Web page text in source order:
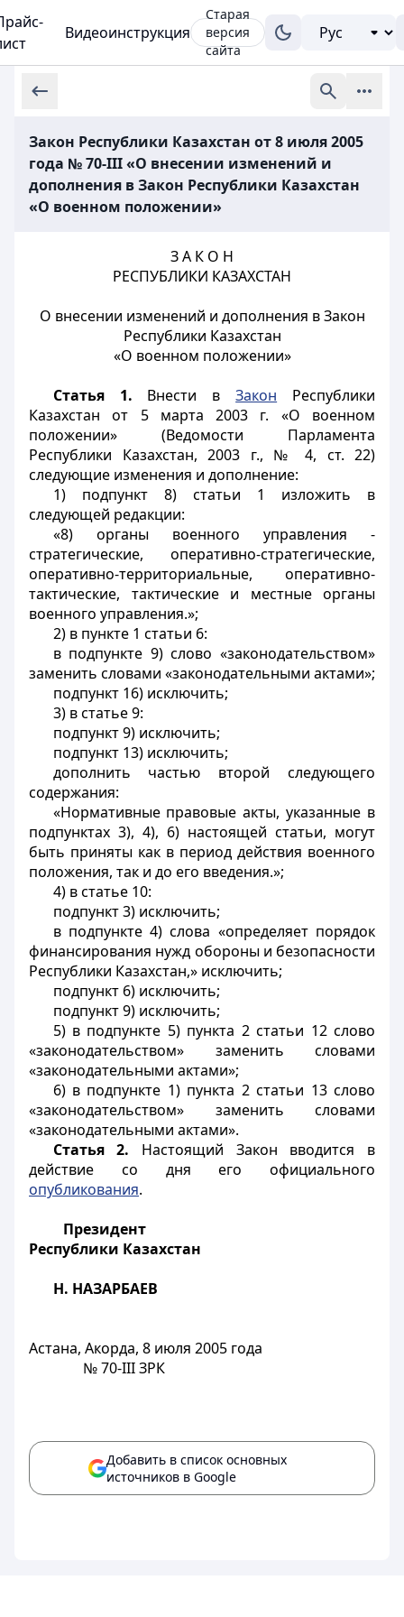
Видеоинструкция
Старая
версия
сайта
Закон Республики Казахстан от 8 июля 2005
года № 70-III «О внесении изменений и
дополнения в Закон Республики Казахстан
«О военном положении»
З А К О Н
РЕСПУБЛИКИ КАЗАХСТАН
О внесении изменений и дополнения в Закон
Республики Казахстан
«О военном положении»
Статья 1. Внести вЗакон Республики
Казахстан от 5 марта 2003 г. «О военном
положении» (Ведомости Парламента
Республики Казахстан, 2003 г., № 4, ст. 22)
следующие изменения и дополнение:
1) подпункт 8) статьи 1 изложить в
следующей редакции:
«8) органы военного управления -
стратегические, оперативно-стратегические,
оперативно-территориальные, оперативно-
тактические, тактические и местные органы
военного управления.»;
2) в пункте 1 статьи 6:
в подпункте 9) слово «законодательством»
заменить словами «законодательными актами»;
подпункт 16) исключить;
3) в статье 9:
подпункт 9) исключить;
подпункт 13) исключить;
дополнить частью второй следующего
содержания:
«Нормативные правовые акты, указанные в
подпунктах 3), 4), 6) настоящей статьи, могут
быть приняты как в период действия военного
положения, так и до его введения.»;
4) в статье 10:
подпункт 3) исключить;
в подпункте 4) слова «определяет порядок
финансирования нужд обороны и безопасности
Республики Казахстан,» исключить;
подпункт 6) исключить;
подпункт 9) исключить;
5) в подпункте 5) пункта 2 статьи 12 слово
«законодательством» заменить словами
«законодательными актами»;
6) в подпункте 1) пункта 2 статьи 13 слово
«законодательством» заменить словами
«законодательными актами».
Статья 2. Настоящий Закон вводится в
действие со дня его официального
опубликования.
Президент
Республики Казахстан
Н. НАЗАРБАЕВ
Астана, Акорда, 8 июля 2005 года
№ 70-III ЗРК
Добавить в список основных
источников в Google